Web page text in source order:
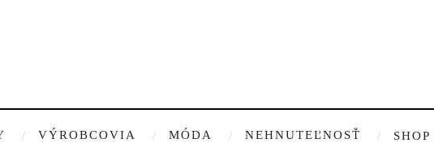
VÝROBCOVIA MÓDA NEHNUTEĽNOSŤ SHOP